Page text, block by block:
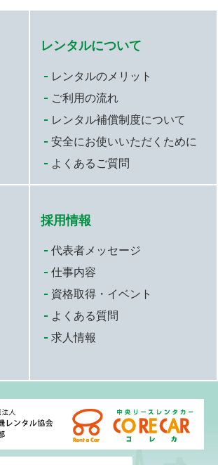
レンタルについて
レンタルのメリット
ご利用の流れ
レンタル補償制度について
安全にお使いいただくために
よくあるご質問
採用情報
代表者メッセージ
仕事内容
資格取得・イベント
よくある質問
求人情報